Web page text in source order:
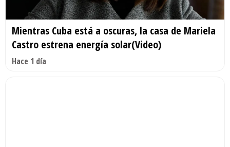
Mientras Cuba está a oscuras, la casa de Mariela
Castro estrena energía solar(Video)
Hace 1 día